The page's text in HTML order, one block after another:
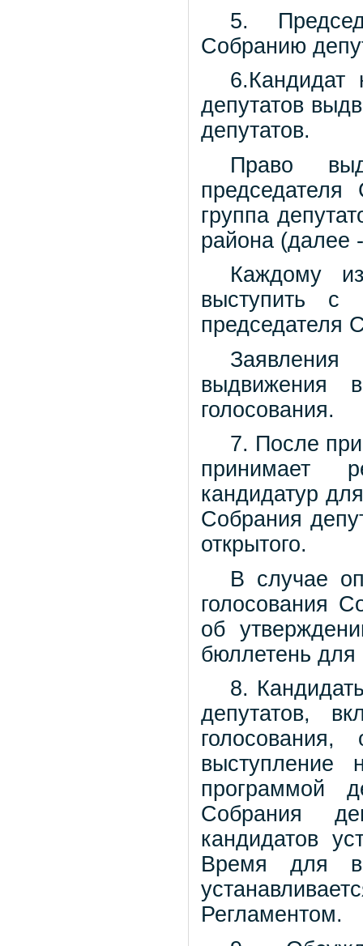
5.
Собранию
6.Кандидат
депутатов
депутатов.
Право
группа
района (далее
Каждому
выступить с
председателя
выдвижения
голосования.
7. После
принимает
кандидатур
Собрания
открытого.
В случае
голосования
об
бюллетень для
8.
депутатов,
выступление
программой
Собрания
кандидатов
Время для
Регламентом.